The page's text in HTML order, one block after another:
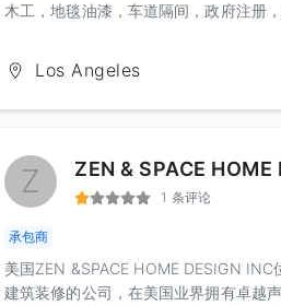
木工，地毯油漆，车道隔间，政府注册
Los Angeles
Z ZEN & SPACE HOME
1 条评论
承包商
美国ZEN &SPACE HOME DESIGN
建筑装修的公司，在美国业界拥有卓越